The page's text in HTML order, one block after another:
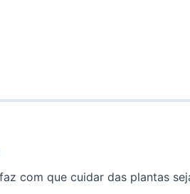
com que cuidar das plantas